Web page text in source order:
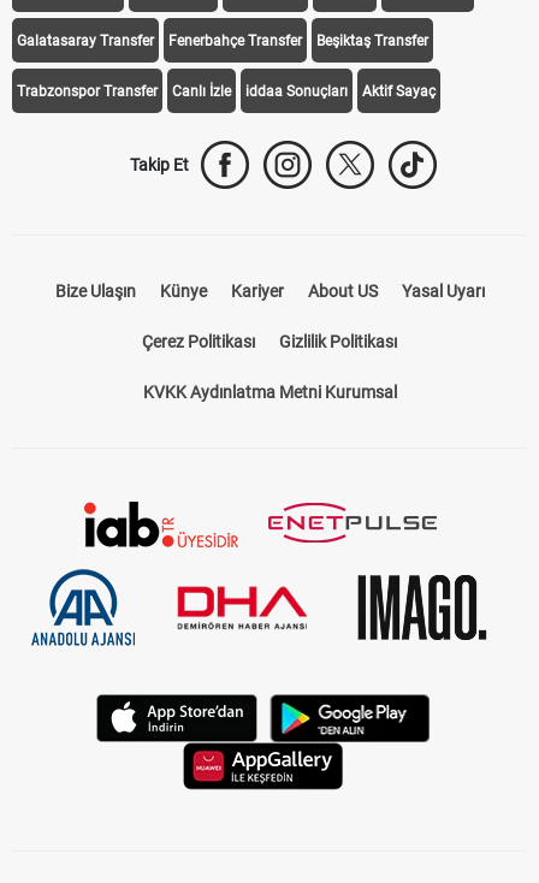
Galatasaray Transfer Fenerbahçe Transfer Beşiktaş Transfer
Trabzonspor Transfer Canlı İzle iddaa Sonuçları Aktif Sayaç
Takip Et
Bize Ulaşın Künye Kariyer About US Yasal Uyarı
Çerez Politikası Gizlilik Politikası
KVKK Aydınlatma Metni Kurumsal